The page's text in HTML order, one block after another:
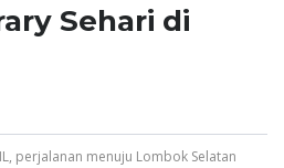
Sehari di
perjalanan menuju Lombok Selatan